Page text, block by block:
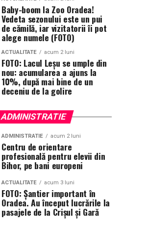
Baby-boom la Zoo Oradea!
Vedeta sezonului este un pui
de cămilă, iar vizitatorii îi pot
alege numele (FOTO)
ACTUALITATE acum 2 luni
FOTO: Lacul Leșu se umple din
nou: acumularea a ajuns la
10%, după mai bine de un
deceniu de la golire
ADMINISTRATIE
ADMINISTRATIE acum 2 luni
Centru de orientare
profesională pentru elevii din
Bihor, pe bani europeni
ACTUALITATE acum 3 luni
FOTO: Șantier important în
Oradea. Au început lucrările la
pasajele de la Crișul și Gară